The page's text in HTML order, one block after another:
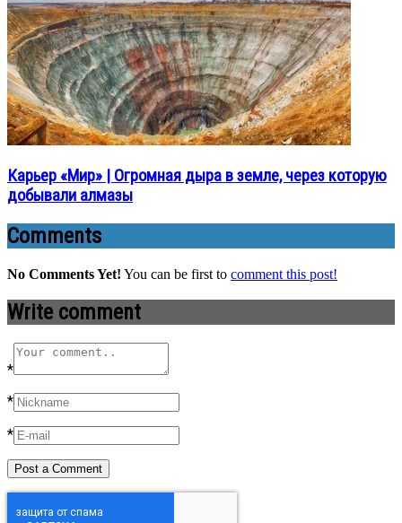
Карьер «Мир» | Огромная дыра в земле, через которую
добывали алмазы
Comments
No Comments Yet! You can be first to comment this post!
Write comment
*
*
*